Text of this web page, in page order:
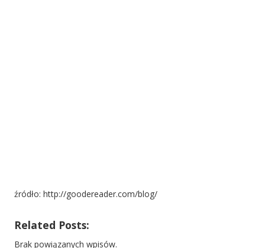
źródło: http://goodereader.com/blog/
Related Posts:
Brak powiązanych wpisów.